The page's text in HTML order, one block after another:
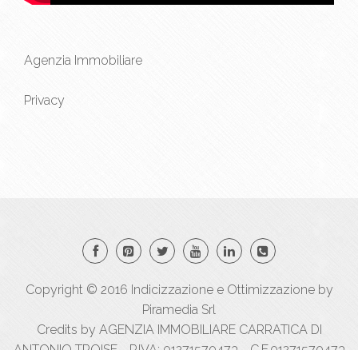
Agenzia Immobiliare
Privacy
Copyright © 2016 Indicizzazionee Ottimizzazioneby
Piramedia Srl
Credits by AGENZIA IMMOBILIARE CARRATICA DI